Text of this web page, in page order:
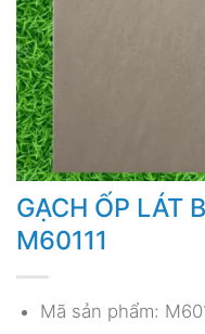
GẠCH ỐP LÁT
M60111
Mã sản phẩm: